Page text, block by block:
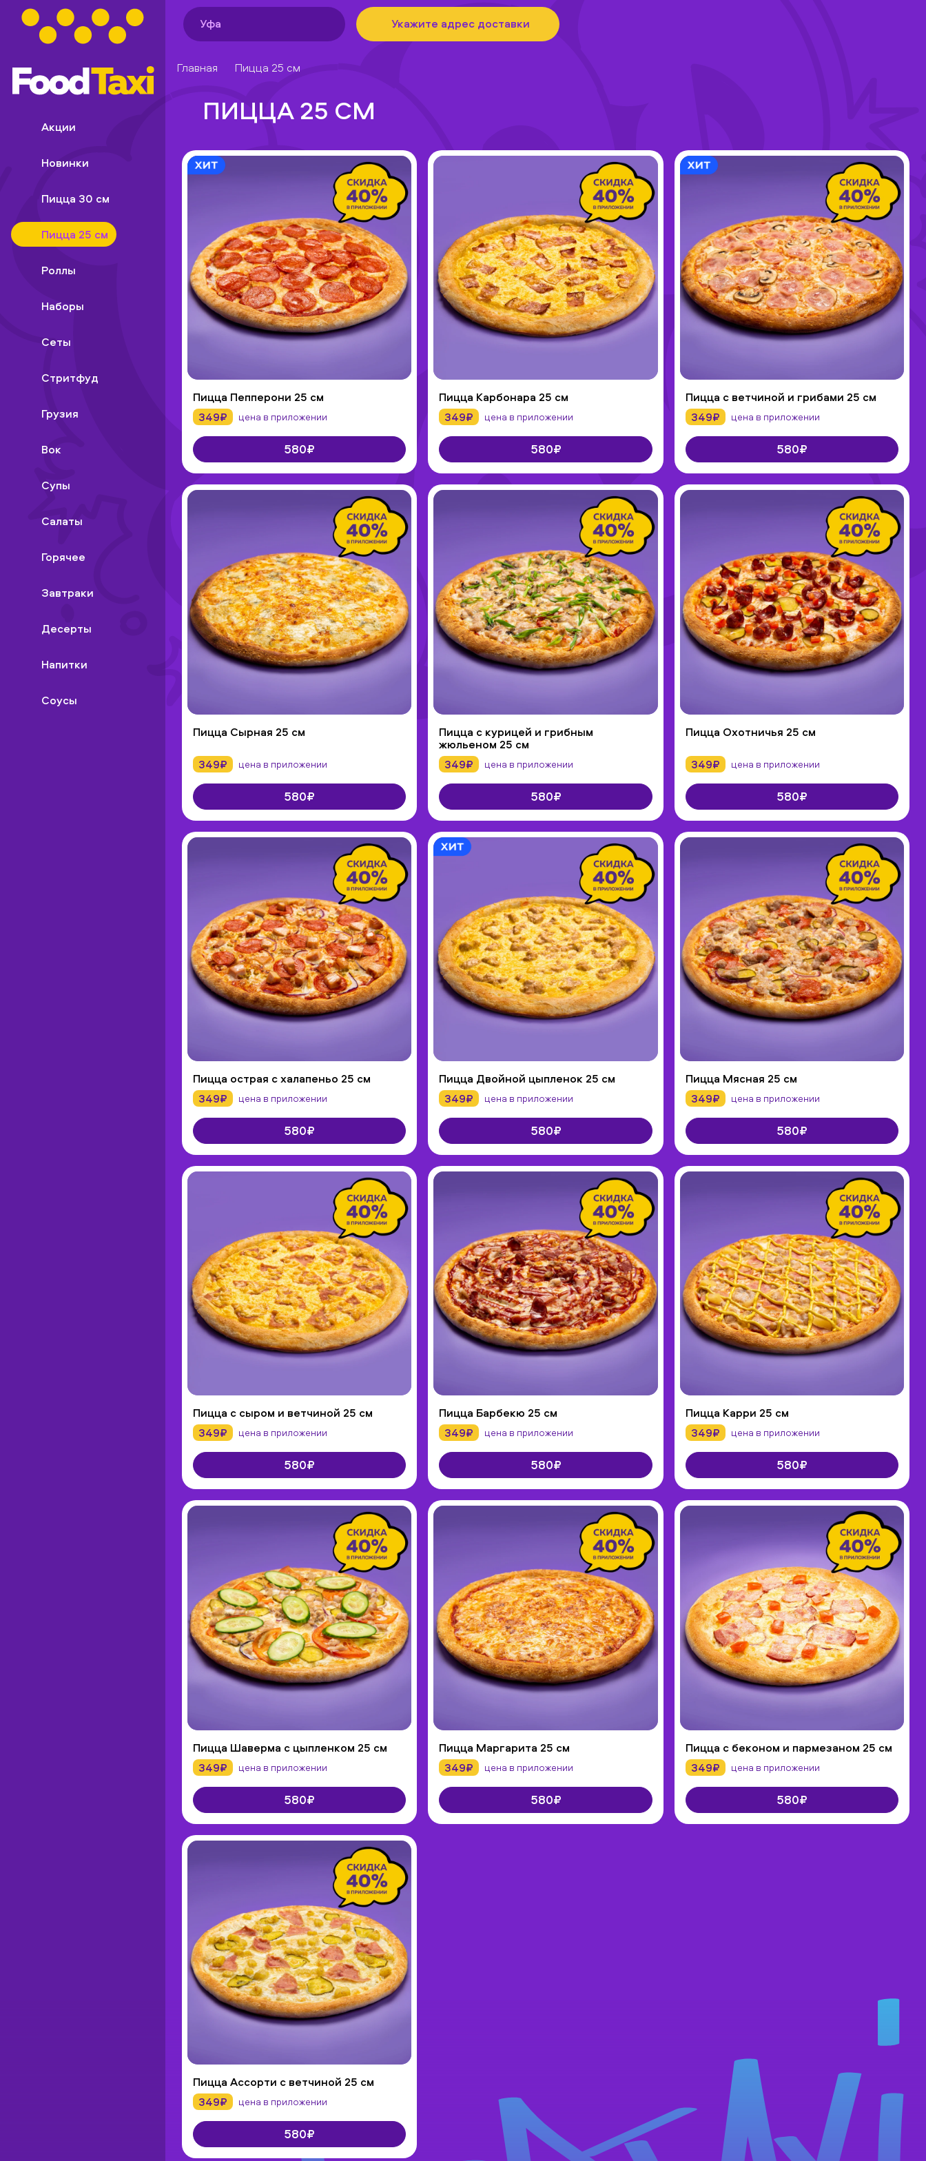
Уфа Укажите адрес доставки
Акции
Новинки
Пицца 30 см
Пицца 25 см
Роллы
Наборы
Сеты
Стритфуд
Грузия
Вок
Супы
Салаты
Горячее
Завтраки
Десерты
Напитки
Соусы
Главная Пицца 25 см
ПИЦЦА 25 СМ
Пицца Пепперони 25 см
349₽
цена в приложении
580₽
Пицца Карбонара 25 см
349₽
цена в приложении
580₽
Пицца с ветчиной и грибами 25 см
349₽
цена в приложении
580₽
Пицца Сырная 25 см
349₽ цена в приложении
580₽
Пицца с курицей и грибным
жюльеном 25 см
349₽
цена в приложении
580₽
Пицца Охотничья 25 см
349₽ цена в приложении
580₽
Пицца острая с халапеньо 25 см
349₽
цена в приложении
580₽
Пицца Двойной цыпленок 25 см
349₽
цена в приложении
580₽
Пицца Мясная 25 см
349₽
цена в приложении
580₽
Пицца с сыром и ветчиной 25 см
349₽
цена в приложении
580₽
Пицца Барбекю 25 см
349₽
цена в приложении
580₽
Пицца Карри 25 см
349₽
цена в приложении
580₽
Пицца Шаверма с цыпленком 25 см
349₽
цена в приложении
580₽
Пицца Маргарита 25 см
349₽
цена в приложении
580₽
Пицца с беконом и пармезаном 25 см
349₽
цена в приложении
580₽
Пицца Ассорти с ветчиной 25 см
349₽
цена в приложении
580₽